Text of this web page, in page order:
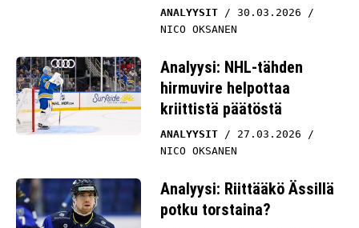
ANALYYSIT
30.03.2026
NICO OKSANEN
Analyysi: NHL-tähden
hirmuvire helpottaa
kriittistä päätöstä
ANALYYSIT
27.03.2026
NICO OKSANEN
Analyysi: Riittääkö Ässillä
potku torstaina?